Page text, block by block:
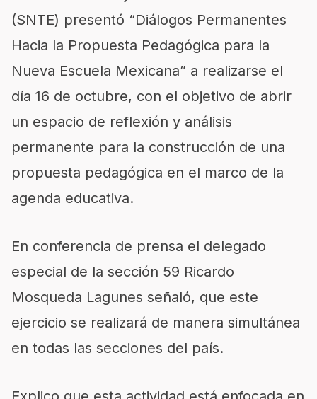
(SNTE) presentó “Diálogos Permanentes
Hacia la Propuesta Pedagógica para la
Nueva Escuela Mexicana” a realizarse el
día 16 de octubre, con el objetivo de abrir
un espacio de reflexión y análisis
permanente para la construcción de una
propuesta pedagógica en el marco de la
agenda educativa.
En conferencia de prensa el delegado
especial de la sección 59 Ricardo
Mosqueda Lagunes señaló, que este
ejercicio se realizará de manera simultánea
en todas las secciones del país.